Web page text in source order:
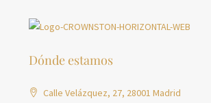
Dónde estamos
Calle Velázquez, 27, 28001 Madrid